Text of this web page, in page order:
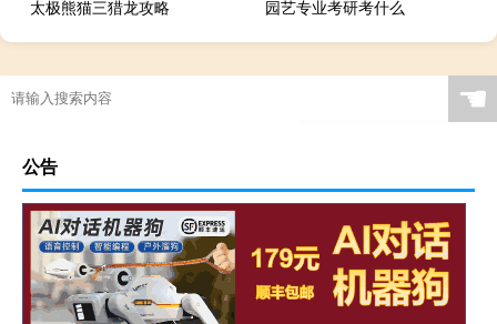
太极熊猫三猎龙攻略
园艺专业考研考什么
☚
公告